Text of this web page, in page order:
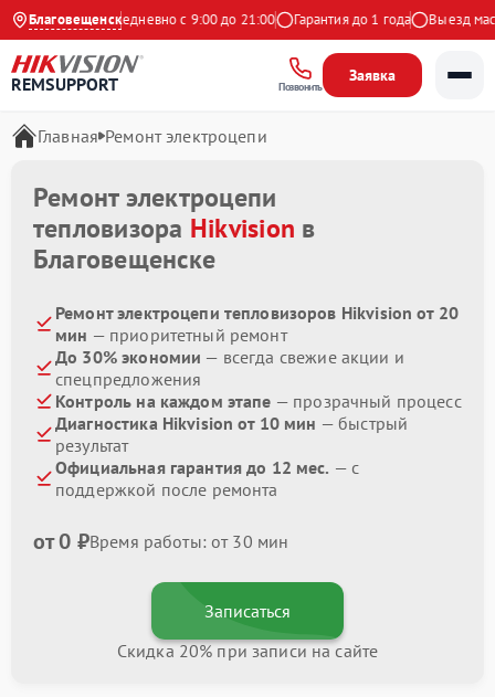
Благовещенск
на Яндекс Ежедневно с 9:00 до 21:00 Гарантия до 1 года Выезд
REMSUPPORT Позвонить
Заявка
Главная Ремонт электроцепи
Ремонт электроцепи
тепловизора Hikvision в
Благовещенске
Ремонт электроцепи тепловизоров Hikvision от 20
мин — приоритетный ремонт
До 30% экономии — всегда свежие акции и
спецпредложения
Контроль на каждом этапе — прозрачный процесс
Диагностика Hikvision от 10 мин — быстрый
результат
Официальная гарантия до 12 мес. — с
поддержкой после ремонта
от 0 ₽Время работы: от 30 мин
Записаться
Скидка 20% при записи на сайте